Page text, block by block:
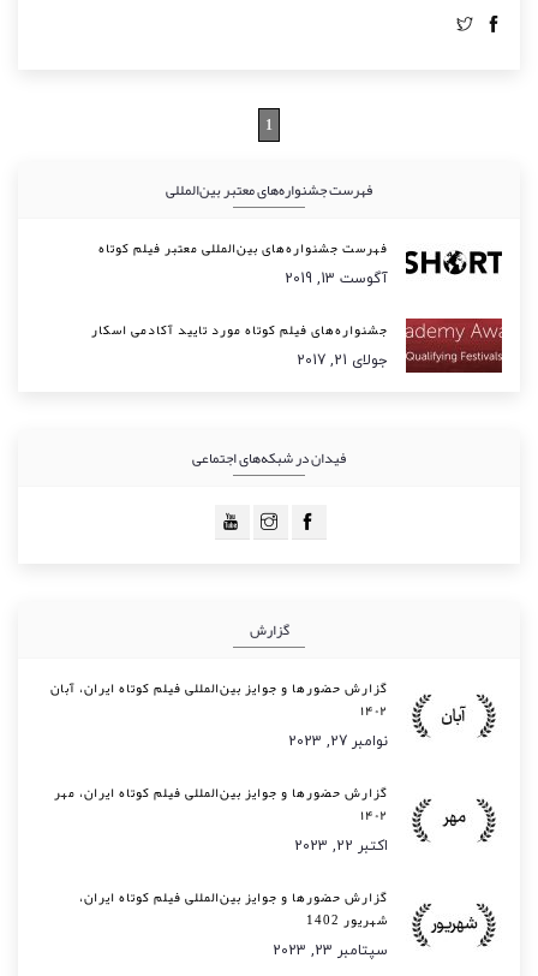
1
فهرست جشنواره‌های معتبر بین‌المللی
فهرست جشنواره‌های بین‌المللی معتبر فیلم کوتاه
آگوست 13, 2019
جشنواره‌های فیلم کوتاه مورد تایید آکادمی اسکار
جولای 21, 2017
فیدان در شبکه‌های اجتماعی
گزارش
گزارش حضورها و جوایز بین‌المللی فیلم کوتاه ایران، آبان
۱۴۰۲
نوامبر 27, 2023
گزارش حضورها و جوایز بین‌المللی فیلم کوتاه ایران، مهر
۱۴۰۲
اکتبر 22, 2023
گزارش حضورها و جوایز بین‌المللی فیلم کوتاه ایران،
شهریور 1402
سپتامبر 23, 2023